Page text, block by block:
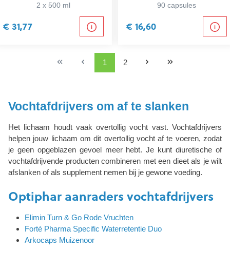
2 x 500 ml
€ 31,77
90 capsules
€ 16,60
1 2
Vochtafdrijvers om af te slanken
Het lichaam houdt vaak overtollig vocht vast. Vochtafdrijvers
helpen jouw lichaam om dit overtollig vocht af te voeren, zodat
je geen opgeblazen gevoel meer hebt. Je kunt diuretische of
vochtafdrijvende producten combineren met een dieet als je wilt
afslanken of als supplement nemen bij je gewone voeding.
Optiphar aanraders vochtafdrijvers
Elimin Turn & Go Rode Vruchten
Forté Pharma Specific Waterretentie Duo
Arkocaps Muizenoor